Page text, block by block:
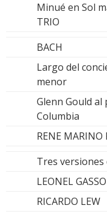
Minué en Sol
TRIO
BACH
Largo del
menor
Glenn Gould al
Columbia
RENE MARINO
Tres versiones
LEONEL GASSO
RICARDO LEW